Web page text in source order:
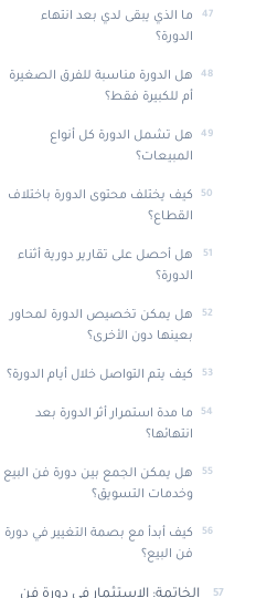
ما الذي يبقى لدي بعد انتهاء
الدورة؟
هل الدورة مناسبة للفرق الصغيرة
أم للكبيرة فقط؟
هل تشمل الدورة كل أنواع
المبيعات؟
كيف يختلف محتوى الدورة باختلاف
القطاع؟
هل أحصل على تقارير دورية أثناء
الدورة؟
هل يمكن تخصيص الدورة لمحاور
بعينها دون الأخرى؟
كيف يتم التواصل خلال أيام الدورة؟
ما مدة استمرار أثر الدورة بعد
انتهائها؟
هل يمكن الجمع بين دورة فن البيع
وخدمات التسويق؟
كيف أبدأ مع بصمة التغيير في دورة
فن البيع؟
الخاتمة: الاستثمار في دورة فن